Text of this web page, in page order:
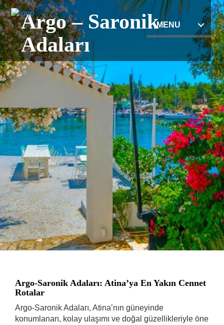
MENU
Argo – Saronik
Adaları
Argo-Saronik Adaları: Atina’ya En Yakın Cennet
Rotalar
Argo-Saronik Adaları, Atina’nın güneyinde
konumlanan, kolay ulaşımı ve doğal güzellikleriyle öne